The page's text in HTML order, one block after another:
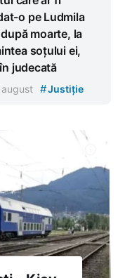
o pe Ludmila
moarte, la
soțului ei,
judecată
#Justiție